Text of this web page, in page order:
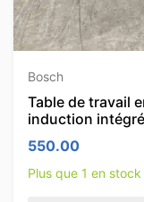
Bosch
Table de travail
induction
550.00
Plus que 1 en stock